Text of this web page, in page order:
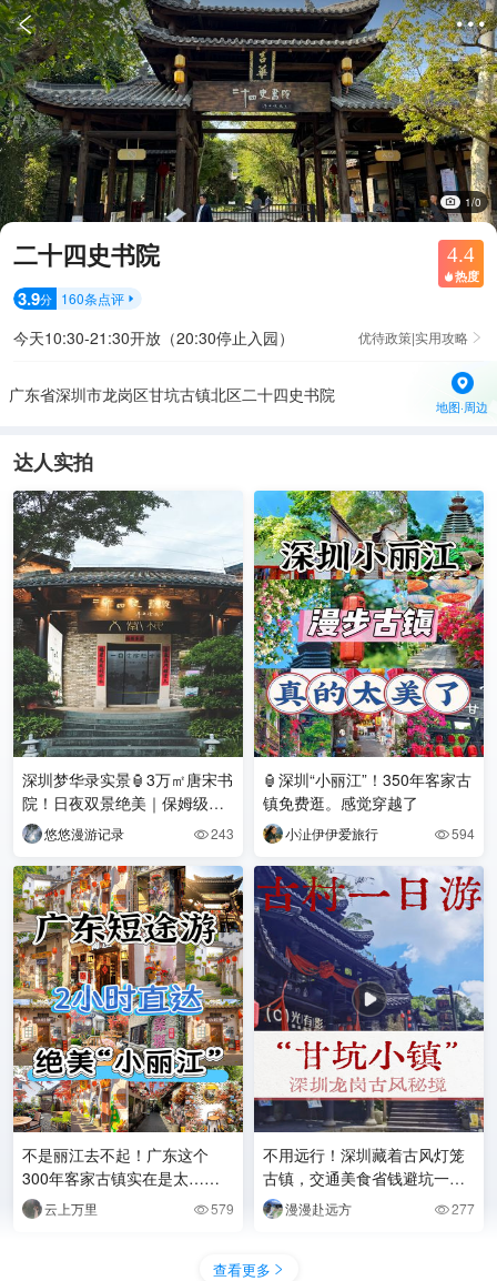
 
1/0
二十四史书院 4.4
 热度
3.9分 160条点评 
今天10:30-21:30开放（20:30停止入园） 优待政策|实用攻略 
广东省深圳市龙岗区甘坑古镇北区二十四史书院
地图·周边
达人实拍
深圳梦华录实景🏮3万㎡唐宋书
院！日夜双景绝美｜保姆级攻
略 悠悠漫游记录 243
不是丽江去不起！广东这个
300年客家古镇实在是太……
云上万里 579
🏮深圳“小丽江”！350年客家古
镇免费逛。感觉穿越了
小沚伊伊爱旅行 594
不用远行！深圳藏着古风灯笼
古镇，交通美食省钱避坑一次
性整理漫漫赴远方 277
查看更多 